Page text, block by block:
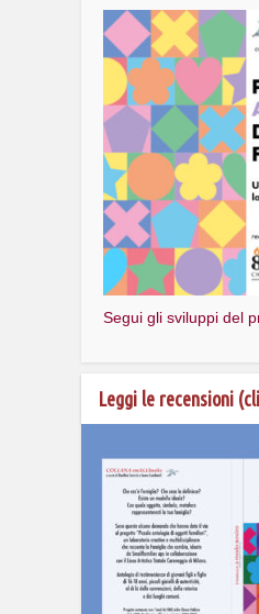
Segui gli sviluppi del
Leggi le recensioni